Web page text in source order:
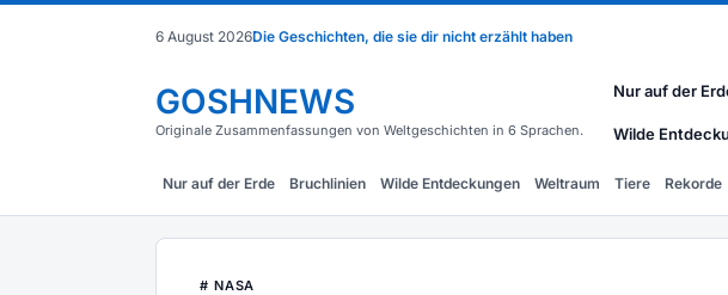
6 August 2026Die Geschichten, die sie dir nicht erzählt haben
GOSHNEWS
Originale Zusammenfassungen von Weltgeschichten in 6 Sprachen.
Nur auf der
Wilde
Nur auf der Erde Bruchlinien Wilde Entdeckungen Weltraum Tiere Rekorde
# NASA